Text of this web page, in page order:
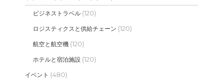
ビジネストラベル (120)
ロジスティクスと供給チェーン (120)
航空と航空機 (120)
ホテルと宿泊施設 (120)
イベント (480)